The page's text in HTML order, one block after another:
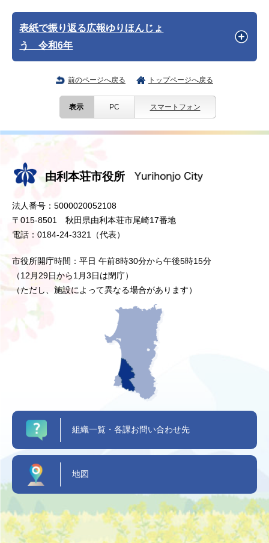
表紙で振り返る広報ゆりほんじょ
う 令和6年
前のページへ戻る トップページへ戻る
表示 PC スマートフォン
由利本荘市役所
法人番号：5000020052108
〒015-8501 秋田県由利本荘市尾崎17番地
電話：0184-24-3321（代表）
市役所開庁時間：平日 午前8時30分から午後5時15分
（12月29日から1月3日は閉庁）
（ただし、施設によって異なる場合があります）
組織一覧・各課お問い合わせ先
地図